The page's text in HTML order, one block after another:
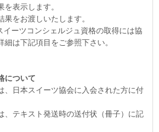
表示します。
をお渡しいたします。
イーツコンシェルジュ資格の取得には協
は下記項目をご参照下さい。
について
、日本スイーツ協会に入会された方に付
、テキスト発送時の送付状（冊子）に記